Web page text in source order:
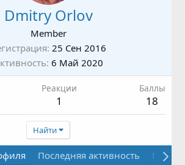
Dmitry Orlov
Member
25 Сен 2016
6 Май 2020
Реакции
1
Баллы
18
Найти
Последняя активность